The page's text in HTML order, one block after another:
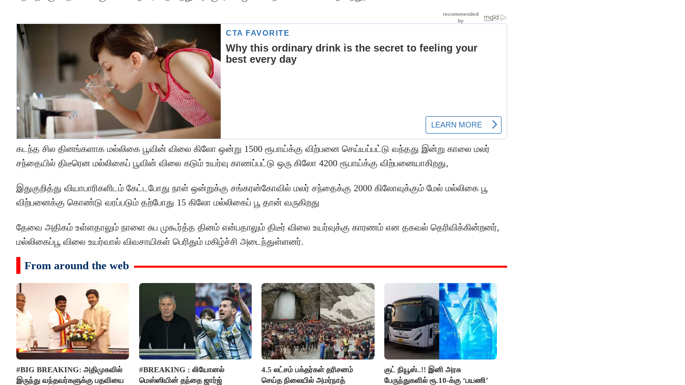
கடந்த சில தினங்களாக மல்லிகை பூவின் விலை கிலோ ஒன்று 1500 ரூபாய்க்கு விற்பனை செய்யப்பட்டு வந்தது இன்று காலை மலர்
சந்தையில் திடீரென மல்லிகைப் பூவின் விலை கடும் உயர்வு காணப்பட்டு ஒரு கிலோ 4200 ரூபாய்க்கு விற்பனையாகிறது,
இதுகுறித்து வியாபாரிகளிடம் கேட்டபோது நாள் ஒன்றுக்கு சங்கரன்கோவில் மலர் சந்தைக்கு 2000 கிலோவுக்கும் மேல் மல்லிகை பூ
விற்பனைக்கு கொண்டு வரப்படும் தற்போது 15 கிலோ மல்லிகைப் பூ தான் வருகிறது
தேவை அதிகம் உள்ளதாலும் நாளை சுப முகூர்த்த தினம் என்பதாலும் திடீர் விலை உயர்வுக்கு காரணம் என தகவல் தெரிவிக்கின்றனர்,
மல்லிகைப்பூ விலை உயர்வால் விவசாயிகள் பெரிதும் மகிழ்ச்சி அடைந்துள்ளனர்.
From around the web
#BIG BREAKING: அதிமுகவில்
இருந்து வந்தவர்களுக்கு பதவியை
#BREAKING : லியோனல்
மெஸ்ஸியின் தந்தை ஜார்ஜ்
4.5 லட்சம் பக்தர்கள் தரிசனம்
செய்த நிலையில் அமர்நாத்
குட் நியூஸ்..!! இனி அரசு
பேருந்துகளில் ரூ.10-க்கு ‘பயணி’